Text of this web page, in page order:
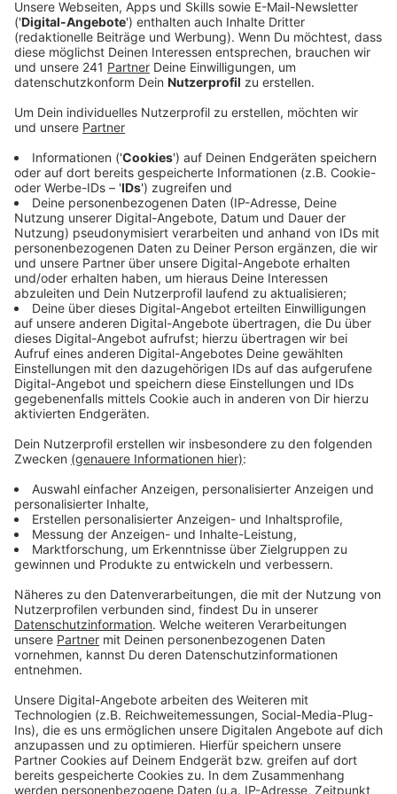
hat seinen ursprünglich bis März 2026 laufenden
Vertrag um drei Jahre verlängert bekommen.
Veröffentlicht:Donnerstag, 17.07.2025 16:19
Anzeige
Turnaround durch Stellenabbau und
Effizienzsteigerung
Anzeige
Laut dem Aufsichtsratsvorsitzenden hat Anderson die
richtigen Weichen für einen Turnaround gestellt. Sein
Fokus liegt auf einem umfassenden Stellenabbau und
der Verschlankung von Arbeitsabläufen. Besonders
Führungspositionen sollen reduziert werden, um
Hierarchien abzubauen und die Effizienz zu steigern.
Anzeige
Weitere Meldungen aus Leverkusen
Anzeige
Raubüberfall in Leverkusen: Polizeihündin findet Beute
Leverkusen plant weiter an neuer Innenstadt für
Wiesdorf
Leverkusen auf
Anzeige